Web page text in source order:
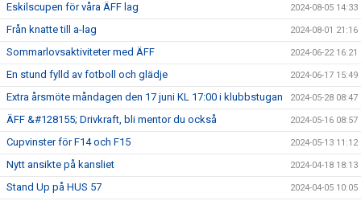
Eskilscupen för våra ÄFF lag 2024-08-05 14:33
Från knatte till a-lag 2024-08-01 21:16
Sommarlovsaktiviteter med ÄFF 2024-06-22 16:21
En stund fylld av fotboll och glädje 2024-06-17 15:49
Extra årsmöte måndagen den 17 juni KL 17:00 i klubbstugan 2024-05-28 08:47
ÄFF &#128155; Drivkraft, bli mentor du också 2024-05-16 08:57
Cupvinster för F14 och F15 2024-05-13 11:12
Nytt ansikte på kansliet 2024-04-18 18:13
Stand Up på HUS 57 2024-04-05 10:05